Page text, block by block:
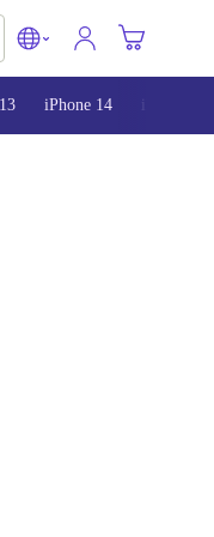
iPhone 14 iPhone 15